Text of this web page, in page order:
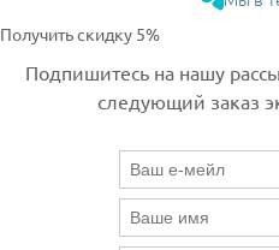
Получить скидку 5%
Подпишитесь на нашу
следующий заказ